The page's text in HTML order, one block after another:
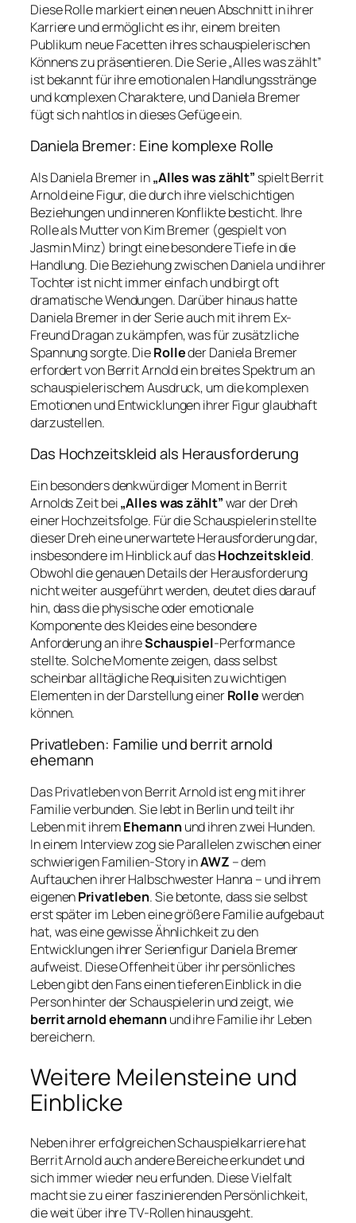
Diese Rolle markiert einen neuen Abschnitt in ihrer
Karriere und ermöglicht es ihr, einem breiten
Publikum neue Facetten ihres schauspielerischen
Könnens zu präsentieren. Die Serie „Alles was zählt”
ist bekannt für ihre emotionalen Handlungsstränge
und komplexen Charaktere, und Daniela Bremer
fügt sich nahtlos in dieses Gefüge ein.
Daniela Bremer: Eine komplexe Rolle
Als Daniela Bremer in„Alles was zählt” spielt Berrit
Arnold eine Figur, die durch ihre vielschichtigen
Beziehungen und inneren Konflikte besticht. Ihre
Rolle als Mutter von Kim Bremer (gespielt von
Jasmin Minz) bringt eine besondere Tiefe in die
Handlung. Die Beziehung zwischen Daniela und ihrer
Tochter ist nicht immer einfach und birgt oft
dramatische Wendungen. Darüber hinaus hatte
Daniela Bremer in der Serie auch mit ihrem Ex-
Freund Dragan zu kämpfen, was für zusätzliche
Spannung sorgte. DieRolleder Daniela Bremer
erfordert von Berrit Arnold ein breites Spektrum an
schauspielerischem Ausdruck, um die komplexen
Emotionen und Entwicklungen ihrer Figur glaubhaft
darzustellen.
Das Hochzeitskleid als Herausforderung
Ein besonders denkwürdiger Moment in Berrit
Arnolds Zeit bei„Alles was zählt”war der Dreh
einer Hochzeitsfolge. Für die Schauspielerin stellte
dieser Dreh eine unerwartete Herausforderung dar,
insbesondere im Hinblick auf dasHochzeitskleid.
Obwohl die genauen Details der Herausforderung
nicht weiter ausgeführt werden, deutet dies darauf
hin, dass die physische oder emotionale
Komponente des Kleides eine besondere
Anforderung an ihreSchauspiel-Performance
stellte. Solche Momente zeigen, dass selbst
scheinbar alltägliche Requisiten zu wichtigen
Elementen in der Darstellung einerRollewerden
können.
Privatleben: Familie und berrit arnold
ehemann
Das Privatleben von Berrit Arnold ist eng mit ihrer
Familie verbunden. Sie lebt in Berlin und teilt ihr
Leben mit ihremEhemannund ihren zwei Hunden.
In einem Interview zog sie Parallelen zwischen einer
schwierigen Familien-Story inAWZ – dem
Auftauchen ihrer Halbschwester Hanna – und ihrem
eigenenPrivatleben. Sie betonte, dass sie selbst
erst später im Leben eine größere Familie aufgebaut
hat, was eine gewisse Ähnlichkeit zu den
Entwicklungen ihrer Serienfigur Daniela Bremer
aufweist. Diese Offenheit über ihr persönliches
Leben gibt den Fans einen tieferen Einblick in die
Person hinter der Schauspielerin und zeigt, wie
berrit arnold ehemannund ihre Familie ihr Leben
bereichern.
Weitere Meilensteine und
Einblicke
Neben ihrer erfolgreichen Schauspielkarriere hat
Berrit Arnold auch andere Bereiche erkundet und
sich immer wieder neu erfunden. Diese Vielfalt
macht sie zu einer faszinierenden Persönlichkeit,
die weit über ihre TV-Rollen hinausgeht.